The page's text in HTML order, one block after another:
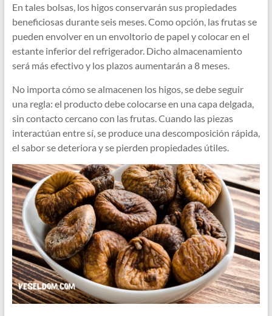
En tales bolsas, los higos conservarán sus propiedades
beneficiosas durante seis meses. Como opción, las frutas se
pueden envolver en un envoltorio de papel y colocar en el
estante inferior del refrigerador. Dicho almacenamiento
será más efectivo y los plazos aumentarán a 8 meses.
No importa cómo se almacenen los higos, se debe seguir
una regla: el producto debe colocarse en una capa delgada,
sin contacto cercano con las frutas. Cuando las piezas
interactúan entre sí, se produce una descomposición rápida,
el sabor se deteriora y se pierden propiedades útiles.